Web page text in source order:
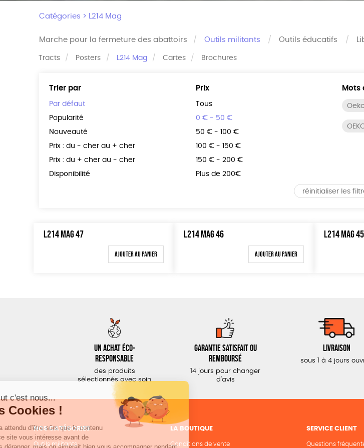
Catégories > L214 Mag
Marche pour la fermeture des abattoirs Outils militants
Tracts Posters L214 Mag Cartes Brochures
Outils éducatifs
Trier par
Par défaut
Popularité
Nouveauté
Prix : du - cher au + cher
Prix : du + cher au - cher
Disponibilité
Prix
Tous
0 € - 50 €
50 € - 100 €
100 € - 150 €
150 € - 200 €
Plus de 200€
Mots
réinitialiser les
L214 MAG 47
Ajouter au panier
L214 MAG 46
Ajouter au panier
L214 MAG 45
Un achat éco-
responsable
des produits
sélectionnés avec soin
Garantie satisfait ou
remboursé
14 jours pour changer
d'avis
Livraison
sous 1 à 4 jours
NOS CATÉGORIES
Outils militants
LA BOUTIQUE
Conditions de vente
SERVICE CLIENT
Questions